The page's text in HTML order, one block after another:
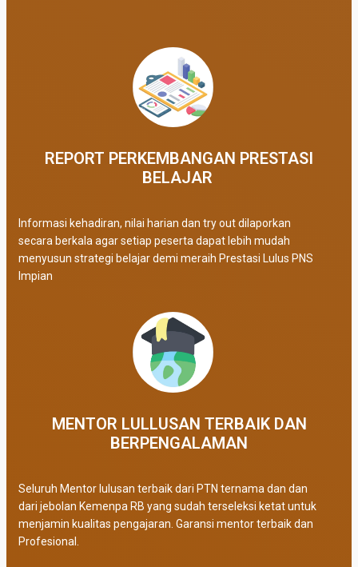
REPORT PERKEMBANGAN PRESTASI
BELAJAR ​
Informasi kehadiran, nilai harian dan try out dilaporkan
secara berkala agar setiap peserta dapat lebih mudah
menyusun strategi belajar demi meraih Prestasi Lulus PNS
Impian
MENTOR LULLUSAN TERBAIK DAN
BERPENGALAMAN
Seluruh Mentor lulusan terbaik dari PTN ternama dan dan
dari jebolan Kemenpa RB yang sudah terseleksi ketat untuk
menjamin kualitas pengajaran. Garansi mentor terbaik dan
Profesional.